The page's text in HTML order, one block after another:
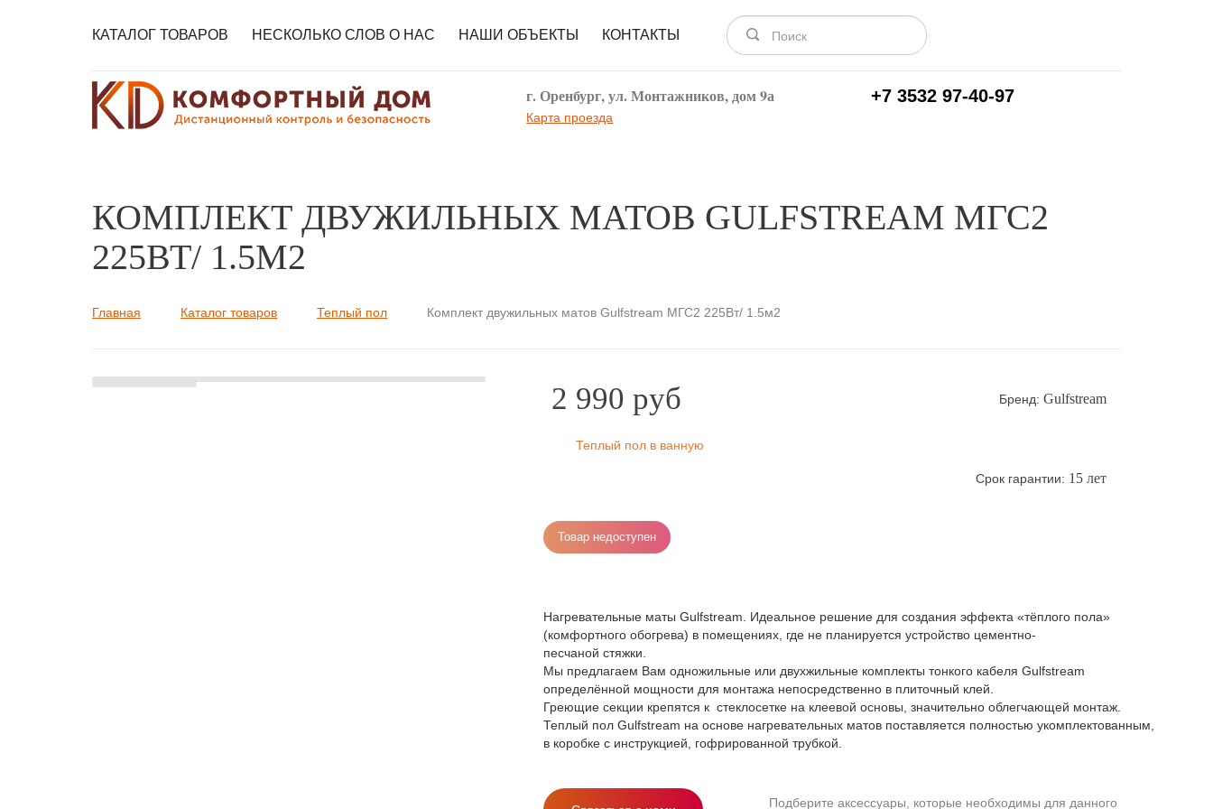
КАТАЛОГ ТОВАРОВ НЕСКОЛЬКО СЛОВ О НАС НАШИ ОБЪЕКТЫ КОНТАКТЫ
г. Оренбург, ул. Монтажников, дом 9а
Карта проезда
+7 3532 97-40-97
КОМПЛЕКТ ДВУЖИЛЬНЫХ МАТОВ GULFSTREAM МГС2
225ВТ/ 1.5М2
Главная Каталог товаров Теплый пол Комплект двужильных матов Gulfstream МГС2 225Вт/ 1.5м2
2 990 руб Бренд: Gulfstream
Теплый пол в ванную
Срок гарантии: 15 лет
Товар недоступен
Нагревательные маты Gulfstream.
Идеальное решение для создания эффекта «тёплого пола»
(комфортного обогрева) в помещениях, где не планируется устройство цементно-
песчаной стяжки.
Мы предлагаем Вам одножильные или двухжильные комплекты тонкого кабеля Gulfstream
определённой мощности для монтажа непосредственно в плиточный клей.
Греющие секции крепятся к стеклосетке на клеевой основы, значительно облегчающей монтаж.
Теплый пол Gulfstream на основе нагревательных матов поставляется полностью укомплектованным,
в коробке с инструкцией, гофрированной трубкой.
Подберите аксессуары, которые необходимы для данного